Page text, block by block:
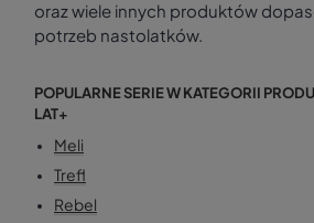
oraz wiele innych produktów
potrzeb nastolatków.
POPULARNE SERIE W KATEGORII
LAT+
Meli
Trefl
Rebel